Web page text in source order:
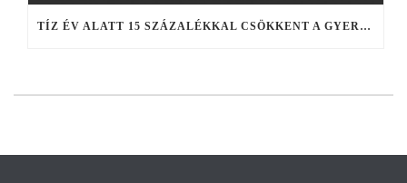
TÍZ ÉV ALATT 15 SZÁZALÉKKAL CSÖKKENT A GYEREKEK SZÁMA